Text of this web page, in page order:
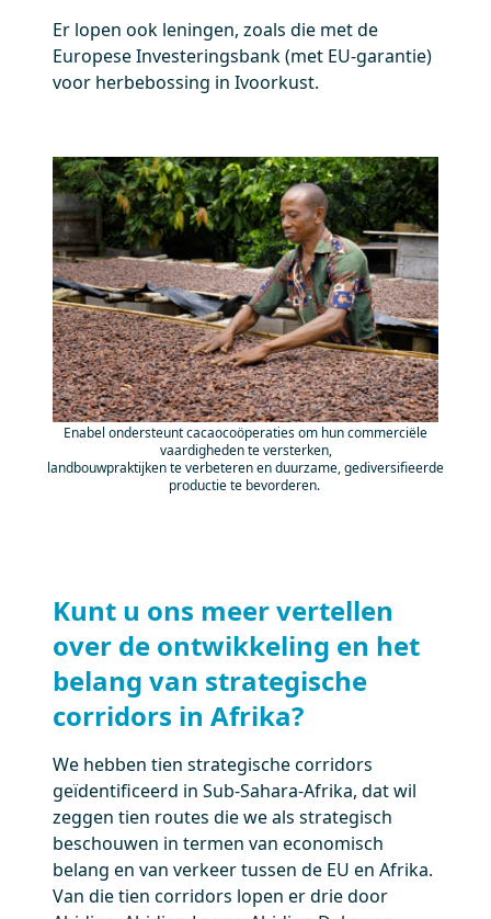
Er lopen ook leningen, zoals die met de
Europese Investeringsbank (met EU-garantie)
voor herbebossing in Ivoorkust.
Enabel ondersteunt cacaocoöperaties om hun commerciële
vaardigheden te versterken,
landbouwpraktijken te verbeteren en duurzame, gediversifieerde
productie te bevorderen.
Kunt u ons meer vertellen
over de ontwikkeling en het
belang van strategische
corridors in Afrika?
We hebben tien strategische corridors
geïdentificeerd in Sub-Sahara-Afrika, dat wil
zeggen tien routes die we als strategisch
beschouwen in termen van economisch
belang en van verkeer tussen de EU en Afrika.
Van die tien corridors lopen er drie door